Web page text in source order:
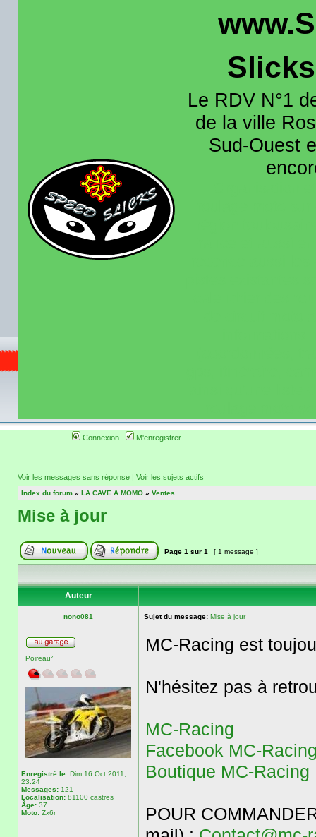
Le RDV N°1
de la ville
Sud-Ouest
Connexion M'enregistrer
Voir les messages sans réponse | Voir les sujets actifs
Index du forum » LA CAVE A MOMO » Ventes
Mise à jour
Page 1 sur 1 [ 1 message ]
Auteur
nono081 Sujet du message: Mise à jour
Poireau²
Enregistré le: Dim 16 Oct 2011,
23:24
Messages: 121
Localisation: 81100 castres
Âge: 37
Moto: Zx6r
MC-Racing est
N'hésitez pas à
MC-Racing
Facebook MC-
Boutique MC-Racing
POUR